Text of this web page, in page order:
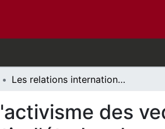
Les relations internationales et l'activisme des vedettes de la musique: Une théorisation à partir d'études de cas
des